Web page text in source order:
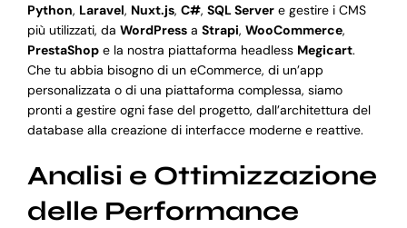
Python, Laravel, Nuxt.js, C#, SQL Servere gestire i CMS
più utilizzati, da WordPressa Strapi, WooCommerce,
PrestaShope la nostra piattaforma headless Megicart.
Che tu abbia bisogno di un eCommerce, di un’app
personalizzata o di una piattaforma complessa, siamo
pronti a gestire ogni fase del progetto, dall’architettura del
database alla creazione di interfacce moderne e reattive.
Analisi e Ottimizzazione
delle Performance